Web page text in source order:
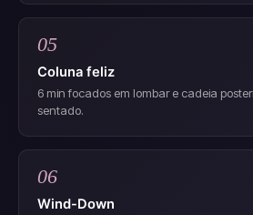
05
Coluna feliz
6 min focados em lombar e cadeia
sentado.
06
Wind-Down